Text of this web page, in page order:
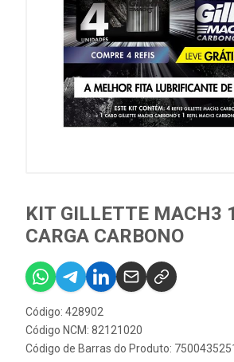
KIT GILLETTE MACH3
CARGA CARBONO
Código: 428902
Código NCM: 82121020
Código de Barras do Produto: